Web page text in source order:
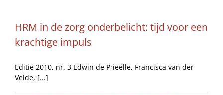
HRM in de zorg onderbelicht: tijd voor een
krachtige impuls
Editie 2010, nr. 3 Edwin de Prieëlle, Francisca van der
Velde, [...]